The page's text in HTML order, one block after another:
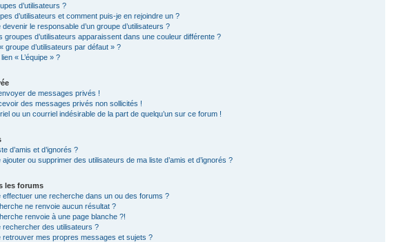
d’utilisateurs ?
d’utilisateurs et comment puis-je en rejoindre un ?
le responsable d’un groupe d’utilisateurs ?
groupes d’utilisateurs apparaissent dans une couleur différente ?
groupe d’utilisateurs par défaut » ?
« L’équipe » ?
de messages privés !
des messages privés non sollicités !
ou un courriel indésirable de la part de quelqu’un sur ce forum !
d’amis et d’ignorés ?
ou supprimer des utilisateurs de ma liste d’amis et d’ignorés ?
les forums
effectuer une recherche dans un ou des forums ?
ne renvoie aucun résultat ?
renvoie à une page blanche ?!
rechercher des utilisateurs ?
retrouver mes propres messages et sujets ?